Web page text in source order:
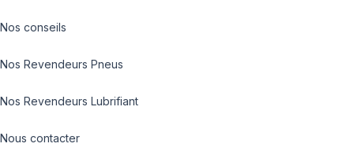
Nos conseils
Nos Revendeurs Pneus
Nos Revendeurs Lubrifiant
Nous contacter